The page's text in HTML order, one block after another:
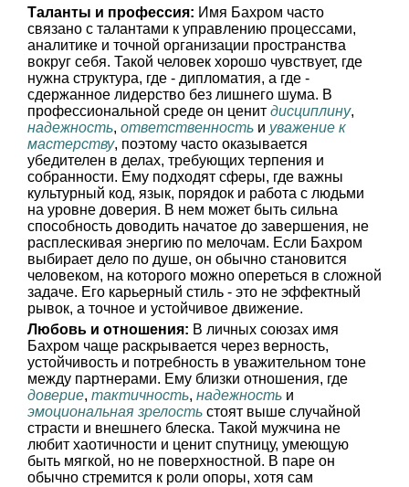
Таланты и профессия: Имя Бахром часто
связано с талантами к управлению процессами,
аналитике и точной организации пространства
вокруг себя. Такой человек хорошо чувствует, где
нужна структура, где - дипломатия, а где -
сдержанное лидерство без лишнего шума. В
профессиональной среде он ценит дисциплину,
надежность, ответственность и уважение к
мастерству, поэтому часто оказывается
убедителен в делах, требующих терпения и
собранности. Ему подходят сферы, где важны
культурный код, язык, порядок и работа с людьми
на уровне доверия. В нем может быть сильна
способность доводить начатое до завершения, не
расплескивая энергию по мелочам. Если Бахром
выбирает дело по душе, он обычно становится
человеком, на которого можно опереться в сложной
задаче. Его карьерный стиль - это не эффектный
рывок, а точное и устойчивое движение.
Любовь и отношения: В личных союзах имя
Бахром чаще раскрывается через верность,
устойчивость и потребность в уважительном тоне
между партнерами. Ему близки отношения, где
доверие, тактичность, надежность и
эмоциональная зрелость стоят выше случайной
страсти и внешнего блеска. Такой мужчина не
любит хаотичности и ценит спутницу, умеющую
быть мягкой, но не поверхностной. В паре он
обычно стремится к роли опоры, хотя сам